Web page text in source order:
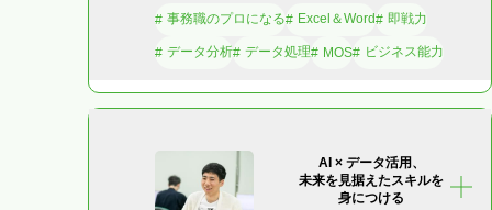
事務職のプロになる Excel＆Word 即戦力
データ分析 データ処理 MOS ビジネス能力
AI × データ活用、
未来を見据えたスキルを
身につける